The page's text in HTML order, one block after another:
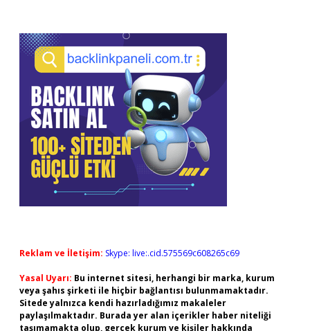
Reklam ve İletişim: Skype: live:.cid.575569c608265c69
Yasal Uyarı: Bu internet sitesi, herhangi bir marka, kurum
veya şahıs şirketi ile hiçbir bağlantısı bulunmamaktadır.
Sitede yalnızca kendi hazırladığımız makaleler
paylaşılmaktadır. Burada yer alan içerikler haber niteliği
taşımamakta olup, gerçek kurum ve kişiler hakkında